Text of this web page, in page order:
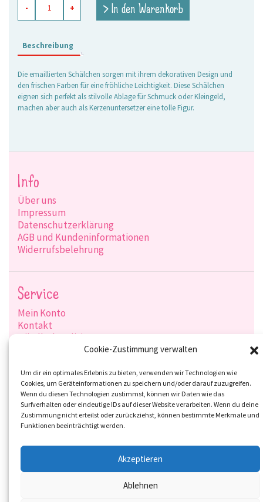
Cookie-Zustimmung verwalten
Um dir ein optimales Erlebnis zu bieten, verwenden wir Technologien wie
Cookies, um Geräteinformationen zu speichern und/oder darauf zuzugreifen.
Wenn du diesen Technologien zustimmst, können wir Daten wie das
Surfverhalten oder eindeutige IDs auf dieser Website verarbeiten. Wenn du deine
Zustimmung nicht erteilst oder zurückziehst, können bestimmte Merkmale und
Funktionen beeinträchtigt werden.
Akzeptieren
Ablehnen
Schale
Nelly
Menge
- + > In den Warenkorb
Beschreibung
Die emaillierten Schälchen sorgen mit ihrem dekorativen Design und
den frischen Farben für eine fröhliche Leichtigkeit. Diese Schälchen
eignen sich perfekt als stilvolle Ablage für Schmuck oder Kleingeld,
machen aber auch als Kerzenuntersetzer eine tolle Figur.
Info
Über uns
Impressum
Datenschutzerklärung
AGB und Kundeninformationen
Widerrufsbelehrung
Service
Mein Konto
Kontakt
Händlerkonditionen
Zahlungsarten
Social-Media